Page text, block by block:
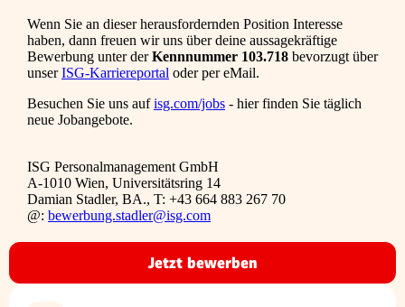
Wenn Sie an dieser herausfordernden Position Interesse
haben, dann freuen wir uns über deine aussagekräftige
Bewerbung unter derKennnummer 103.718 bevorzugt über
unserISG-Karriereportal oder per eMail.
Besuchen Sie uns aufisg.com/jobs - hier finden Sie täglich
neue Jobangebote.
ISG Personalmanagement GmbH
A-1010 Wien, Universitätsring 14
Damian Stadler, BA., T: +43 664 883 267 70
@: bewerbung.stadler@isg.com
Jetzt bewerben